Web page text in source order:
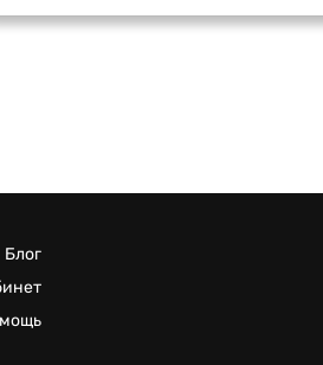
Блог